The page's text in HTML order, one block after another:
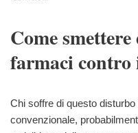
Come
farmaci contro
Chi soffre di questo
convenzionale,